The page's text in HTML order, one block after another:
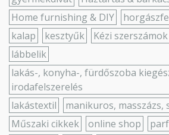
Home furnishing & DIY
kalap
kesztyűk Kézi szerszámok
lábbelik
lakás-, konyha-, fürdőszoba
irodafelszerelés
lakástextil
manikuros, masszázs,
Műszaki cikkek
online shop